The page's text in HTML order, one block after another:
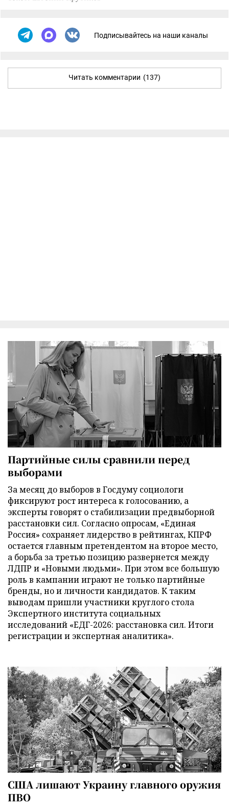
Подписывайтесь на наши каналы
Читать комментарии (137)
Партийные силы сравнили перед
выборами
За месяц до выборов в Госдуму социологи
фиксируют рост интереса к голосованию, а
эксперты говорят о стабилизации предвыборной
расстановки сил. Согласно опросам, «Единая
Россия» сохраняет лидерство в рейтингах, КПРФ
остается главным претендентом на второе место,
а борьба за третью позицию развернется между
ЛДПР и «Новыми людьми». При этом все большую
роль в кампании играют не только партийные
бренды, но и личности кандидатов. К таким
выводам пришли участники круглого стола
Экспертного института социальных
исследований «ЕДГ-2026: расстановка сил. Итоги
регистрации и экспертная аналитика».
США лишают Украину главного оружия
ПВО